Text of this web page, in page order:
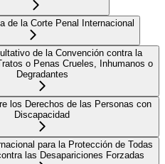
de la Corte Penal Internacional
de la Convención contra la
o Penas Crueles, Inhumanos o
Degradantes
los Derechos de las Personas con
Discapacidad
para la Protección de Todas
las Desapariciones Forzadas